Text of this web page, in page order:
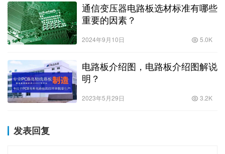
通信变压器电路板选材标准有哪些
重要的因素？
2024年9月10日 5.0K
电路板介绍图，电路板介绍图解说
明？
2023年5月29日 3.2K
发表回复